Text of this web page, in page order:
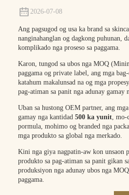
2026-07-08
Ang pagsugod og usa ka brand sa
nanginahanglan og dagkong puhunan,
komplikado nga proseso sa paggama.
Karon, tungod sa ubos nga MOQ
paggama og private label, ang mga
katahum makalunsad na og mga
pag-atiman sa panit nga adunay gamay
Uban sa hustong OEM partner, ang
gamay nga kantidad 500 ka yunit, mo-
pormula, mohimo og branded nga
mga produkto sa global nga merkado.
Kini nga giya nagpatin-aw kon unsaon
produkto sa pag-atiman sa panit gikan
produksiyon nga adunay ubos nga
paggama.